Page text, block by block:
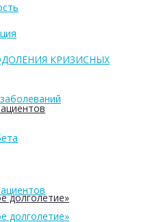
долголетие»
КРИЗИСНЫХ
долголетие»